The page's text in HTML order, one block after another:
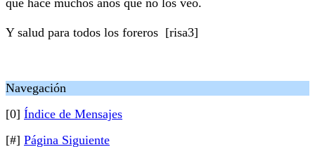
que hace muchos años que no los veo.
Y salud para todos los foreros [risa3]
Navegación
[0] Índice de Mensajes
[#] Página Siguiente